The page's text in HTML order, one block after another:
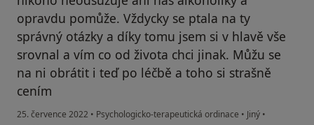
opravdu pomůže. Vždycky se ptala na ty
správný otázky a díky tomu jsem si v hlavě vše
srovnal a vím co od života chci jinak. Můžu se
na ni obrátit i teď po léčbě a toho si strašně
cením
25. července 2022 • Psychologicko-terapeutická ordinace • Jiný •